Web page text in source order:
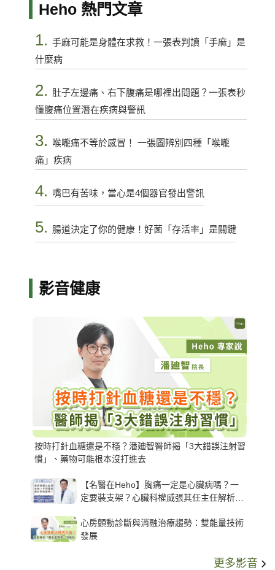
Heho 熱門文章
1. 手麻可能是身體在求救！一張表判讀「手麻」是
什麼病
2. 肚子左邊痛、右下腹痛是哪裡出問題？一張表秒
懂腹痛位置潛在疾病與警訊
3. 喉嚨痛不等於感冒！ 一張圖辨別四種「喉嚨
痛」疾病
4. 嘴巴有苦味，當心是4個器官發出警訊
5. 腸道決定了你的健康！好菌「存活率」是關鍵
影音健康
按時打針血糖還是不穩？潘廸智醫師揭「3大錯誤注射習
慣」、藥物可能根本沒打進去
【名醫在Heho】胸痛一定是心臟病嗎？一
定要裝支架？心臟科權威張其任主任解析支
心房顫動診斷與消融治療趨勢：雙能量技術
發展
更多影音